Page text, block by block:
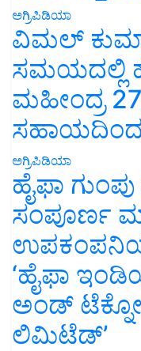
ಅಗ್ರಿಪಿಡಿಯಾ
ವಿಮಲ್
ಸಮಯದಲ್ಲಿ
ಮಹೀಂದ್ರ
ಸಹಾಯದಿಂದ
ಅಗ್ರಿಪಿಡಿಯಾ
ಹೈಫಾ
ಸಂಪೂರ್ಣ
‘ಹೈಫಾ
ಅಂಡ್
ಲಿಮಿಟೆಡ್’